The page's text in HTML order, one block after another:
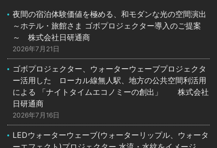
夜間の宿泊体験価値を極める、和モダンな光の空間演出
～ホテル・旅館さま ゴボプロジェクター導入のご提案
～ 株式会社日研通商
2026年7月21日
ゴボプロジェクター、ウォーターウェーブプロジェクタ
ー活用した ローカル線無人駅、地方の公共空間利活用
による 「ナイトタイムエコノミーの創出」 株式会社
日研通商
2026年7月16日
LEDウォーターウェーブ(ウォーターリップル、ウォータ